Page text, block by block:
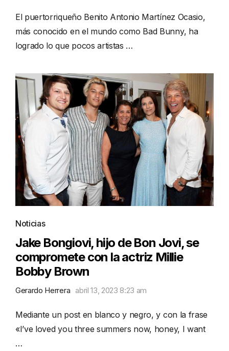
El puertorriqueño Benito Antonio Martínez Ocasio,
más conocido en el mundo como Bad Bunny, ha
logrado lo que pocos artistas …
Noticias
Jake Bongiovi, hijo de Bon Jovi, se
compromete con la actriz Millie
Bobby Brown
Gerardo Herrera abril 13, 2023 8:23 am
Mediante un post en blanco y negro, y con la frase
«I’ve loved you three summers now, honey, I want
…